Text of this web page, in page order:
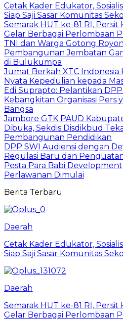
Cetak Kader Edukator,
Siap Saji Sasar Komunitas
Semarak HUT ke-81 RI,
Gelar Berbagai Perlombaan
TNI dan Warga Gotong
Pembangunan Jembatan
di Bulukumpa
Jumat Berkah XTC Indonesia
Nyata Kepedulian kepada
Edi Suprapto: Pelantikan
Kebangkitan Organisasi Pers
Bangsa
Jambore GTK PAUD
Dibuka, Sekdis Disdikbud
Pembangunan Pendidikan
DPP SWI Audiensi dengan
Regulasi Baru dan
Pesta Para Babi
Perlawanan Dimulai
Berita Terbaru
Daerah
Cetak Kader Edukator,
Siap Saji Sasar Komunitas
Daerah
Semarak HUT ke-81 RI,
Gelar Berbagai Perlombaan